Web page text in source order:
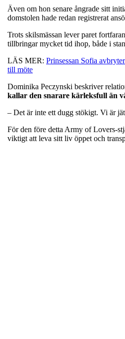
Även om hon senare ångrade sitt
domstolen hade redan registrerat
Trots skilsmässan lever paret
tillbringar mycket tid ihop, både i
LÄS MER: Prinsessan Sofia
till möte
Dominika Peczynski beskriver
kallar den snarare kärleksfull än
– Det är inte ett dugg stökigt. Vi är
För den före detta Army of Lovers-
viktigt att leva sitt liv öppet och